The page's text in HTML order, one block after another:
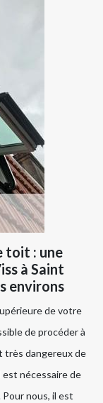
toit : une
à Saint
environs
de votre
de procéder à
très dangereux de
est nécessaire de
nous, il est